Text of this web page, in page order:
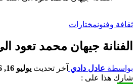
ثقافة وفنونمختارات
الفنانة جيهان محمد تعود
بواسطة عادل دادي آخر تحديث يوليو 16, 2016
شارك هذا على :